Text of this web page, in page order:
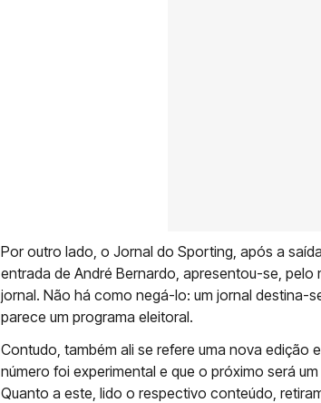
Por outro lado, o Jornal do Sporting, após a
entrada de André Bernardo, apresentou-se,
jornal. Não há como negá-lo: um jornal destina-
parece um programa eleitoral.
Contudo, também ali se refere uma nova edição
número foi experimental e que o próximo será
Quanto a este, lido o respectivo conteúdo,